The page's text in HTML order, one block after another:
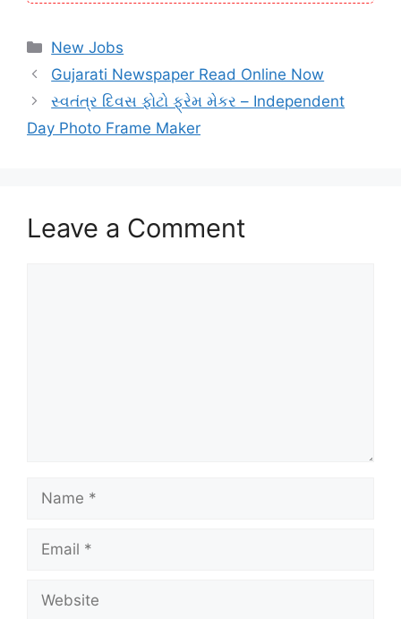
Categories
New Jobs
Gujarati Newspaper Read Online Now
સ્વતંત્ર દિવસ ફોટો ફ્રેમ મેકર – Independent
Day Photo Frame Maker
Leave a Comment
Name
Email
Website